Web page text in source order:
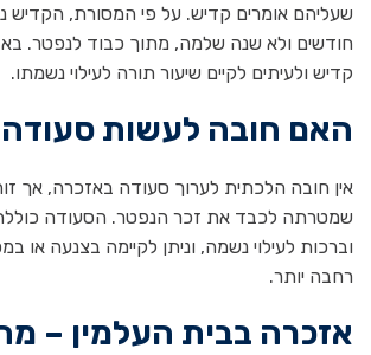
חודשים ולא שנה שלמה, מתוך כבוד לנפטר.
קדיש ולעיתים לקיים שיעור תורה לעילוי נשמתו.
האם חובה לעשות
אין חובה הלכתית לערוך סעודה באזכרה, אך
שמטרתה לכבד את זכר הנפטר. הסעודה
וברכות לעילוי נשמה, וניתן לקיימה בצנעה או
רחבה יותר.
אזכרה בבית העלמין –